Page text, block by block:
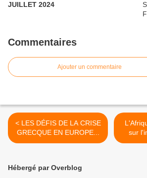
JUILLET 2024
Commentaires
Ajouter un commentaire
< LES DÉFIS DE LA CRISE
GRECQUE EN EUROPE...
sur
Hébergé par Overblog